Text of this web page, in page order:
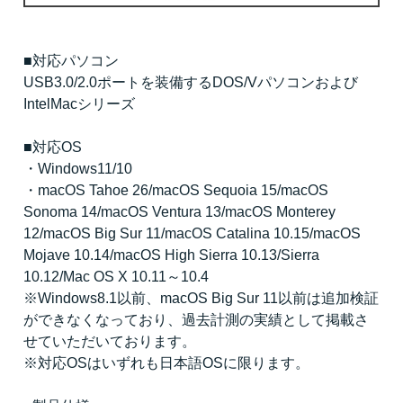
■対応パソコン
USB3.0/2.0ポートを装備するDOS/Vパソコンおよび
IntelMacシリーズ
■対応OS
・Windows11/10
・macOS Tahoe 26/macOS Sequoia 15/macOS
Sonoma 14/macOS Ventura 13/macOS Monterey
12/macOS Big Sur 11/macOS Catalina 10.15/macOS
Mojave 10.14/macOS High Sierra 10.13/Sierra
10.12/Mac OS X 10.11～10.4
※Windows8.1以前、macOS Big Sur 11以前は追加検証
ができなくなっており、過去計測の実績として掲載さ
せていただいております。
※対応OSはいずれも日本語OSに限ります。